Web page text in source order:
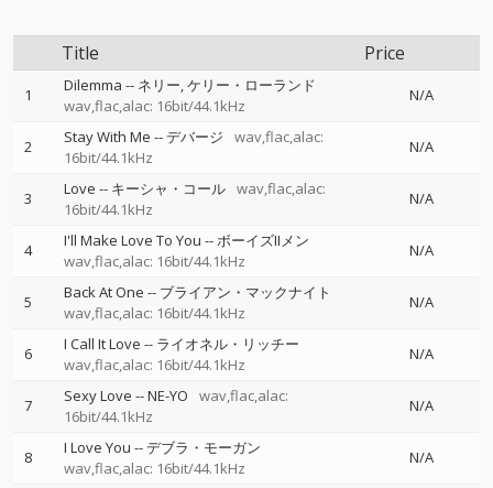
Title Price
1 Dilemma -- ネリー ケリー・ローランド
wav,flac,alac: 16bit/44.1kHz
N/A
2 Stay With Me --デバージ
wav,flac,alac:
16bit/44.1kHz
N/A
3 Love -- キーシャ・コール wav,flac,alac:
16bit/44.1kHz
N/A
4 I'll Make Love To You --ボーイズIIメン
wav,flac,alac: 16bit/44.1kHz
N/A
5 Back At One -- ブライアン・マックナイト
wav,flac,alac: 16bit/44.1kHz
N/A
6 I Call It Love -- ライオネル・リッチー
wav,flac,alac: 16bit/44.1kHz
N/A
7 Sexy Love --NE-YO
wav,flac,alac:
16bit/44.1kHz
N/A
8 I Love You --デブラ・モーガン
wav,flac,alac: 16bit/44.1kHz
N/A